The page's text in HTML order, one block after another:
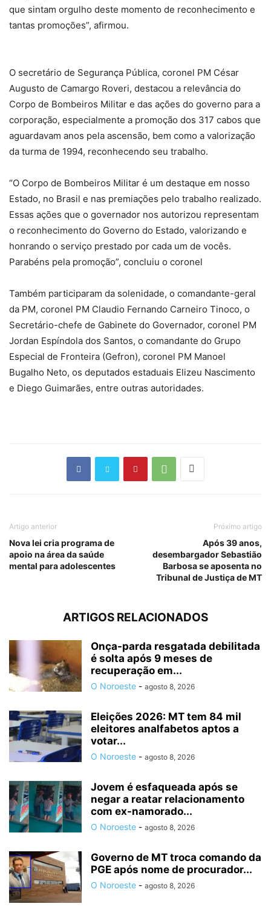
que sintam orgulho deste momento de reconhecimento e
tantas promoções”, afirmou.
O secretário de Segurança Pública, coronel PM César
Augusto de Camargo Roveri, destacou a relevância do
Corpo de Bombeiros Militar e das ações do governo para a
corporação, especialmente a promoção dos 317 cabos que
aguardavam anos pela ascensão, bem como a valorização
da turma de 1994, reconhecendo seu trabalho.
“O Corpo de Bombeiros Militar é um destaque em nosso
Estado, no Brasil e nas premiações pelo trabalho realizado.
Essas ações que o governador nos autorizou representam
o reconhecimento do Governo do Estado, valorizando e
honrando o serviço prestado por cada um de vocês.
Parabéns pela promoção”, concluiu o coronel
Também participaram da solenidade, o comandante-geral
da PM, coronel PM Claudio Fernando Carneiro Tinoco, o
Secretário-chefe de Gabinete do Governador, coronel PM
Jordan Espíndola dos Santos, o comandante do Grupo
Especial de Fronteira (Gefron), coronel PM Manoel
Bugalho Neto, os deputados estaduais Elizeu Nascimento
e Diego Guimarães, entre outras autoridades.
Artigo anterior
Nova lei cria programa de
apoio na área da saúde
mental para adolescentes
Próximo artigo
Após 39 anos,
desembargador Sebastião
Barbosa se aposenta no
Tribunal de Justiça de MT
ARTIGOS RELACIONADOS
Onça-parda resgatada debilitada
é solta após 9 meses de
recuperação em...
O Noroeste - agosto 8, 2026
Eleições 2026: MT tem 84 mil
eleitores analfabetos aptos a
votar...
O Noroeste - agosto 8, 2026
Jovem é esfaqueada após se
negar a reatar relacionamento
com ex-namorado...
O Noroeste - agosto 8, 2026
Governo de MT troca comando da
PGE após nome de procurador...
O Noroeste - agosto 8, 2026